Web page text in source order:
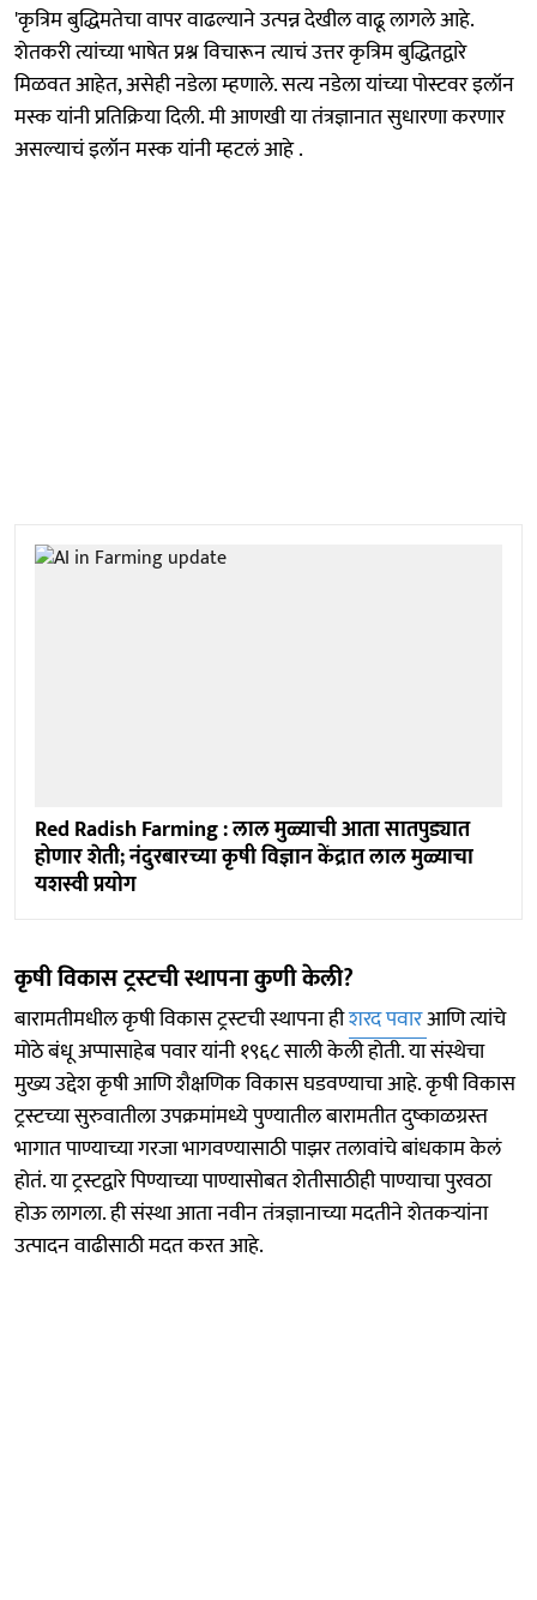
'कृत्रिम बुद्धिमतेचा वापर वाढल्याने उत्पन्न देखील वाढू लागले आहे.
शेतकरी त्यांच्या भाषेत प्रश्न विचारून त्याचं उत्तर कृत्रिम बुद्धितद्वारे
मिळवत आहेत, असेही नडेला म्हणाले. सत्य नडेला यांच्या पोस्टवर इलॉन
मस्क यांनी प्रतिक्रिया दिली. मी आणखी या तंत्रज्ञानात सुधारणा करणार
असल्याचं इलॉन मस्क यांनी म्हटलं आहे .
Red Radish Farming : लाल मुळ्याची आता सातपुड्यात
होणार शेती; नंदुरबारच्या कृषी विज्ञान केंद्रात लाल मुळ्याचा
यशस्वी प्रयोग
कृषी विकास ट्रस्टची स्थापना कुणी केली?
बारामतीमधील कृषी विकास ट्रस्टची स्थापना हीशरद पवारआणि त्यांचे
मोठे बंधू अप्पासाहेब पवार यांनी १९६८ साली केली होती. या संस्थेचा
मुख्य उद्देश कृषी आणि शैक्षणिक विकास घडवण्याचा आहे. कृषी विकास
ट्रस्टच्या सुरुवातीला उपक्रमांमध्ये पुण्यातील बारामतीत दुष्काळग्रस्त
भागात पाण्याच्या गरजा भागवण्यासाठी पाझर तलावांचे बांधकाम केलं
होतं. या ट्रस्टद्वारे पिण्याच्या पाण्यासोबत शेतीसाठीही पाण्याचा पुरवठा
होऊ लागला. ही संस्था आता नवीन तंत्रज्ञानाच्या मदतीने शेतकऱ्यांना
उत्पादन वाढीसाठी मदत करत आहे.